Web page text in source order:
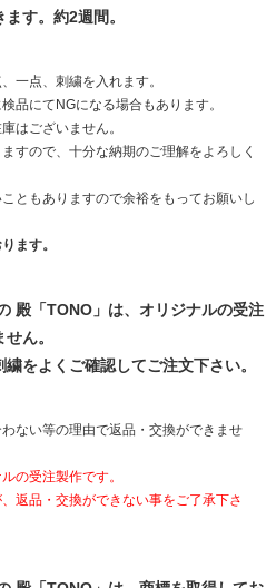
す。約2週間。
一点、刺繍を入れます。
品にてNGになる場合もあります。
はございません。
すので、十分な納期のご理解をよろしく
ともありますので余裕をもってお願いし
ます。
殿「TONO」は、オリジナルの受注
ん。
をよくご確認してご注文下さい。
ない等の理由で返品・交換ができませ
の受注製作です。
返品・交換ができない事をご了承下さ